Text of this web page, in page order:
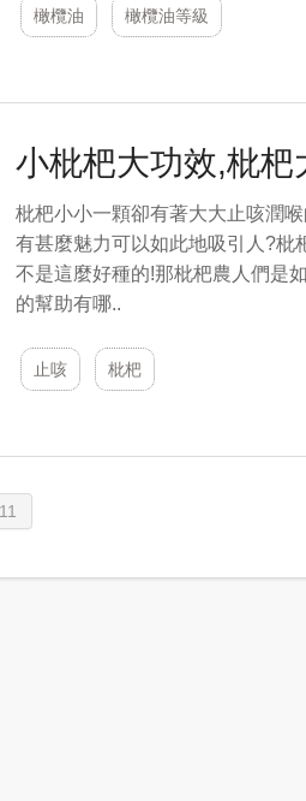
橄欖油 橄欖油等級
小枇杷大功效,枇杷
枇杷小小一顆卻有著大大止咳潤
有甚麼魅力可以如此地吸引人?枇
不是這麼好種的!那枇杷農人們是
的幫助有哪..
止咳 枇杷
11